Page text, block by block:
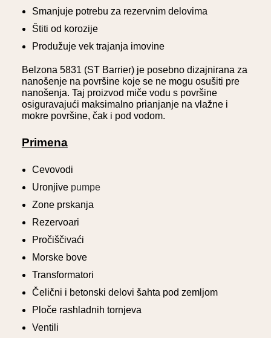
Smanjuje potrebu za rezervnim delovima
Štiti od korozije
Produžuje vek trajanja imovine
Belzona 5831 (ST Barrier) je posebno dizajnirana za
nanošenje na površine koje se ne mogu osušiti pre
nanošenja. Taj proizvod miče vodu s površine
osiguravajući maksimalno prianjanje na vlažne i
mokre površine, čak i pod vodom.
Primena
Cevovodi
Uronjive pumpe
Zone prskanja
Rezervoari
Pročiščivaći
Morske bove
Transformatori
Čelični i betonski delovi šahta pod zemljom
Ploče rashladnih tornjeva
Ventili